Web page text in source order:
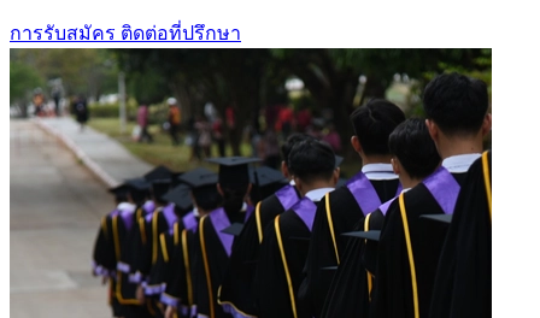
การรับสมัคร ติดต่อที่ปรึกษา